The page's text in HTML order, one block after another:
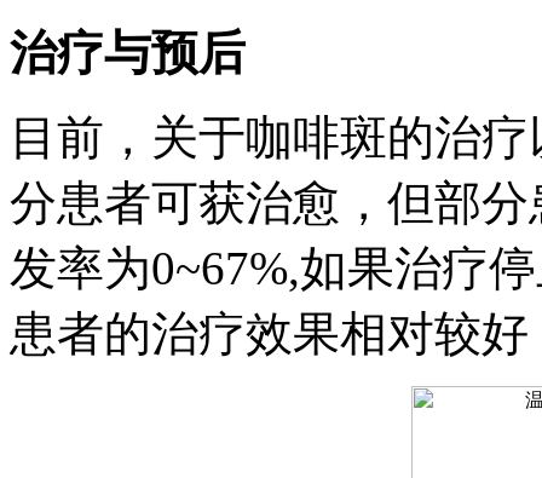
治疗与预后
目前，关于咖啡斑的治
分患者可获治愈，但部
发率为0~67%,如果治疗
患者的治疗效果相对较